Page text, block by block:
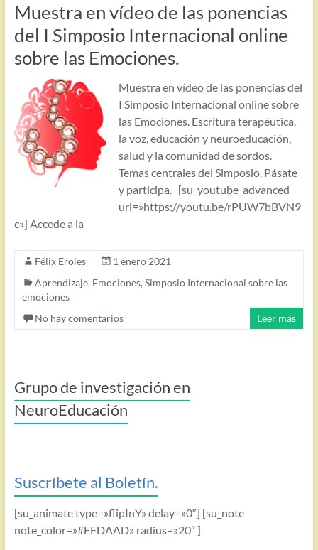
Muestra en vídeo de las ponencias
del I Simposio Internacional online
sobre las Emociones.
Muestra en vídeo de las ponencias del
I Simposio Internacional online sobre
las Emociones. Escritura terapéutica,
la voz, educación y neuroeducación,
salud y la comunidad de sordos.
Temas centrales del Simposio. Pásate
y participa. [su_youtube_advanced
url=»https://youtu.be/rPUW7bBVN9
c»] Accede a la
Félix Eroles
1 enero 2021
Aprendizaje, Emociones, Simposio Internacional sobre las
emociones
No hay comentarios
Leer más
Grupo de investigación en
NeuroEducación
Suscríbete al Boletín.
[su_animate type=»flipInY» delay=»0″] [su_note
note_color=»#FFDAAD» radius=»20″ ]